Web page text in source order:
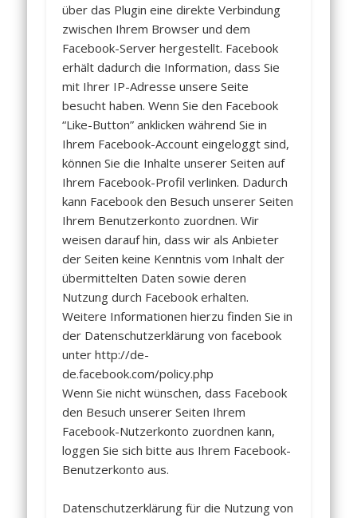
über das Plugin eine direkte Verbindung
zwischen Ihrem Browser und dem
Facebook-Server hergestellt. Facebook
erhält dadurch die Information, dass Sie
mit Ihrer IP-Adresse unsere Seite
besucht haben. Wenn Sie den Facebook
“Like-Button” anklicken während Sie in
Ihrem Facebook-Account eingeloggt sind,
können Sie die Inhalte unserer Seiten auf
Ihrem Facebook-Profil verlinken. Dadurch
kann Facebook den Besuch unserer Seiten
Ihrem Benutzerkonto zuordnen. Wir
weisen darauf hin, dass wir als Anbieter
der Seiten keine Kenntnis vom Inhalt der
übermittelten Daten sowie deren
Nutzung durch Facebook erhalten.
Weitere Informationen hierzu finden Sie in
der Datenschutzerklärung von facebook
unter http://de-
de.facebook.com/policy.php
Wenn Sie nicht wünschen, dass Facebook
den Besuch unserer Seiten Ihrem
Facebook-Nutzerkonto zuordnen kann,
loggen Sie sich bitte aus Ihrem Facebook-
Benutzerkonto aus.
Datenschutzerklärung für die Nutzung von